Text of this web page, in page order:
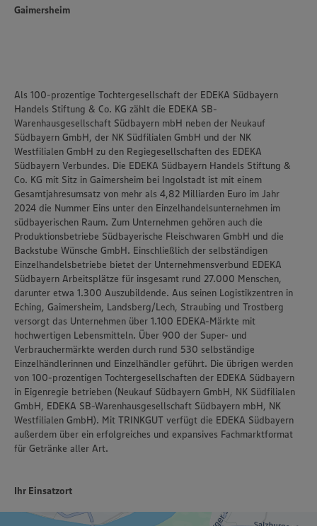
unseren Datenschutzhinweisen sowie in unserer Cookie
Gaimersheim
Als 100-prozentige Tochtergesellschaft der EDEKA Südbayern
Handels Stiftung & Co. KG zählt die EDEKA SB-
Warenhausgesellschaft Südbayern mbH neben der Neukauf
Südbayern GmbH, der NK Südfilialen GmbH und der NK
Westfilialen GmbH zu den Regiegesellschaften des EDEKA
Südbayern Verbundes. Die EDEKA Südbayern Handels Stiftung &
Co. KG mit Sitz in Gaimersheim bei Ingolstadt ist mit einem
Gesamtjahresumsatz von mehr als 4,82 Milliarden Euro im Jahr
2024 die Nummer Eins unter den Einzelhandelsunternehmen im
südbayerischen Raum. Zum Unternehmen gehören auch die
Produktionsbetriebe Südbayerische Fleischwaren GmbH und die
Backstube Wünsche GmbH. Einschließlich der selbständigen
Einzelhandelsbetriebe bietet der Unternehmensverbund EDEKA
Südbayern Arbeitsplätze für insgesamt rund 27.000 Menschen,
darunter etwa 1.300 Auszubildende. Aus seinen Logistikzentren in
Eching, Gaimersheim, Landsberg/Lech, Straubing und Trostberg
versorgt das Unternehmen über 1.100 EDEKA-Märkte mit
hochwertigen Lebensmitteln. Über 900 der Super- und
Verbrauchermärkte werden durch rund 530 selbständige
Einzelhändlerinnen und Einzelhändler geführt. Die übrigen werden
von 100-prozentigen Tochtergesellschaften der EDEKA Südbayern
in Eigenregie betrieben (Neukauf Südbayern GmbH, NK Südfilialen
GmbH, EDEKA SB-Warenhausgesellschaft Südbayern mbH, NK
Westfilialen GmbH). Mit TRINKGUT verfügt die EDEKA Südbayern
außerdem über ein erfolgreiches und expansives Fachmarktformat
für Getränke aller Art.
Ihr Einsatzort